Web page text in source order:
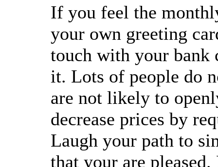
If you feel the
your own greeting
touch with your bank
it. Lots of people do
are not likely to
decrease prices by
Laugh your path to
that your are